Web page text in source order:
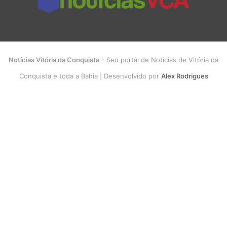
Notícias Vitória da Conquista - Seu portal de Notícias de Vitória da
Conquista e toda a Bahia | Desenvolvido por Alex Rodrigues